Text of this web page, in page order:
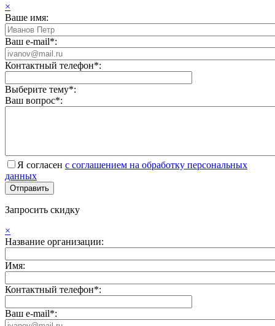
×
Ваше имя:
Ваш e-mail*:
Контактный телефон*:
Выберите тему*:
Ваш вопрос*:
Я согласен с соглашением на обработку персональных
данных
Запросить скидку
×
Название организации:
Имя:
Контактный телефон*:
Ваш e-mail*: